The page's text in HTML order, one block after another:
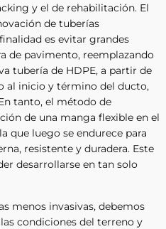
y el de rehabilitación. El
de tuberías
es evitar grandes
de pavimento, reemplazando
tubería de HDPE, a partir de
al inicio y término del ducto,
tanto, el método de
de una manga flexible en el
que luego se endurece para
resistente y duradera. Este
desarrollarse en tan solo
menos invasivas, debemos
condiciones del terreno y